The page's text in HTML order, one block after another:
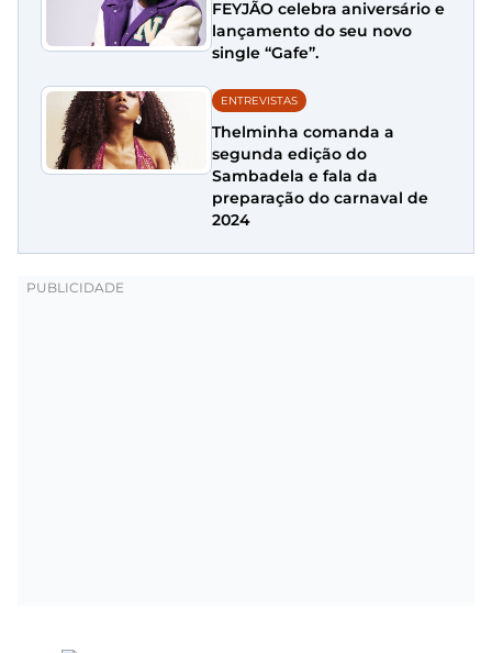
FEYJÃO celebra aniversário e
lançamento do seu novo
single “Gafe”.
ENTREVISTAS
Thelminha comanda a
segunda edição do
Sambadela e fala da
preparação do carnaval de
2024